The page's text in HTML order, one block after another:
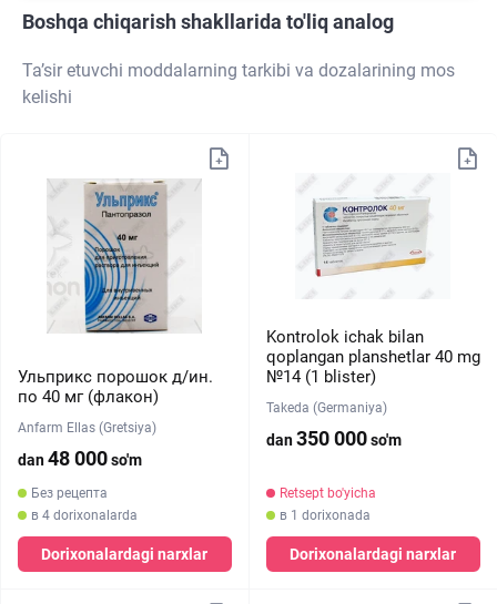
Boshqa chiqarish shakllarida to'liq analog
Ta’sir etuvchi moddalarning tarkibi va dozalarining mos
kelishi
Ульприкс порошок д/ин.
по 40 мг (флакон)
Anfarm Ellas (Gretsiya)
dan48 000so'm
Без рецепта
в 4 dorixonalarda
Dorixonalardagi narxlar
Kontrolok ichak bilan
qoplangan planshetlar 40 mg
№14 (1 blister)
Takeda (Germaniya)
dan350 000so'm
Retsept bo'yicha
в 1 dorixonada
Dorixonalardagi narxlar